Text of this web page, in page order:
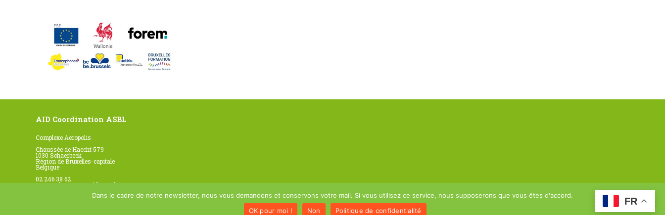
AID Coordination ASBL
Complexe Aeropolis
Chaussée de Haecht 579
1030 Schaerbeek
Région de Bruxelles-capitale
Belgique
02 246 38 62
secretariat@www.aid-com.be
Copyright Pixel&Co - 2022
FR
Dans le cadre de notre newsletter, nous vous demandons et conservons votre mail. Si vous utilisez ce service, nous supposerons que vous êtes d'accord.
OK pour moi !
Non Politique de confidentialité